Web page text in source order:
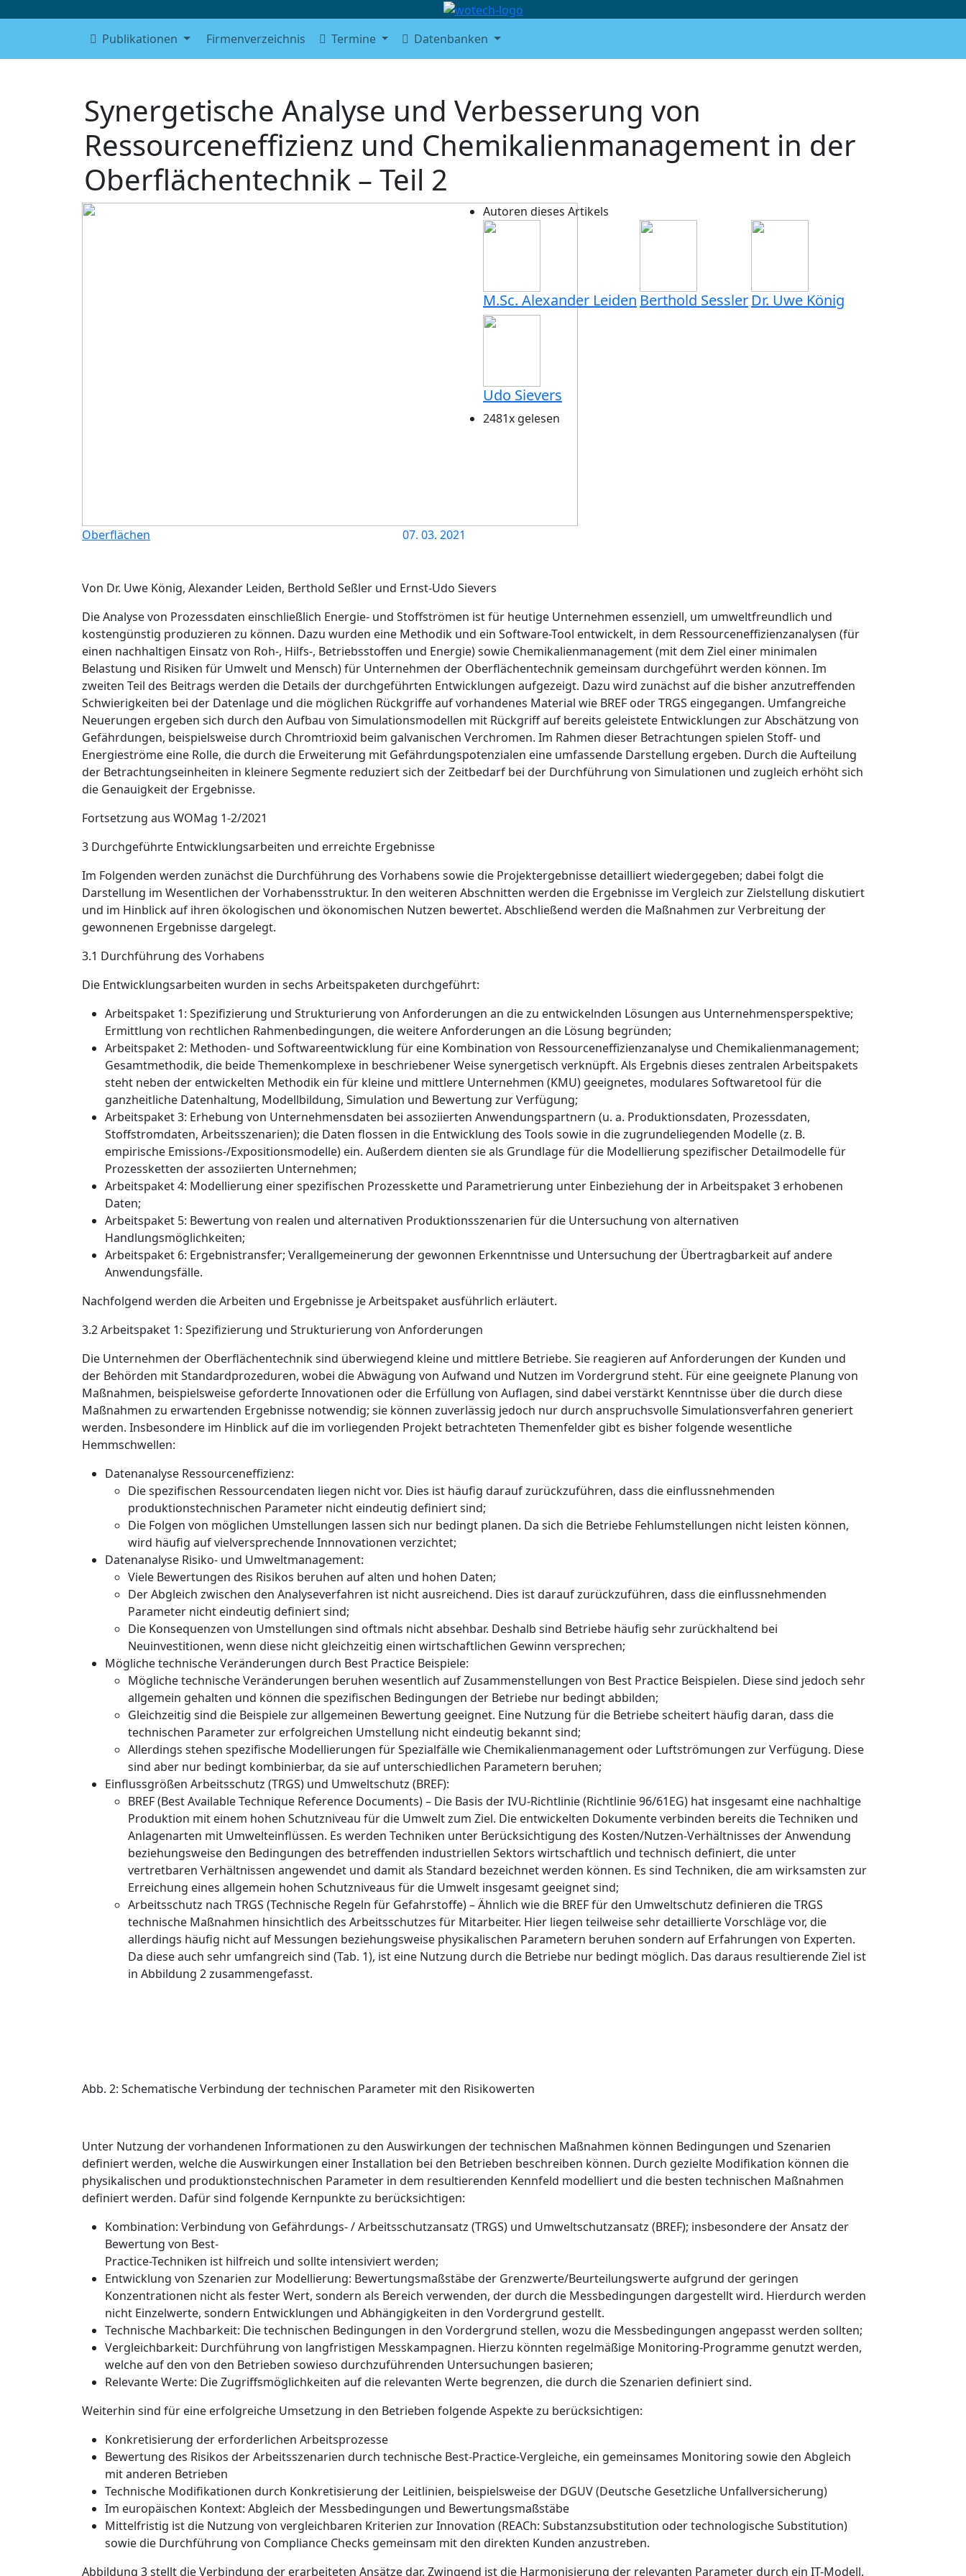
Publikationen Firmenverzeichnis Termine Datenbanken
Synergetische Analyse und Verbesserung von
Ressourceneffizienz und Chemikalienmanagement in der
Oberflächentechnik – Teil 2
Oberflächen 07. 03. 2021
Autoren dieses Artikels
M.Sc. Alexander Leiden Berthold Sessler Dr. Uwe König
Udo Sievers
2481x gelesen
Von Dr. Uwe König, Alexander Leiden, Berthold Seßler und Ernst-Udo Sievers
Die Analyse von Prozessdaten einschließlich Energie- und Stoffströmen ist für heutige Unternehmen essenziell, um umweltfreundlich und
kostengünstig produzieren zu können. Dazu wurden eine Methodik und ein Software-Tool entwickelt, in dem Ressourceneffizienzanalysen (für
einen nachhaltigen Einsatz von Roh-, Hilfs-, Betriebsstoffen und Energie) sowie Chemikalienmanagement (mit dem Ziel einer minimalen
Belastung und Risiken für Umwelt und Mensch) für Unternehmen der Oberflächentechnik gemeinsam durchgeführt werden können. Im
zweiten Teil des Beitrags werden die Details der durchgeführten Entwicklungen aufgezeigt. Dazu wird zunächst auf die bisher anzutreffenden
Schwierigkeiten bei der Datenlage und die möglichen Rückgriffe auf vorhandenes Material wie BREF oder TRGS eingegangen. Umfangreiche
Neuerungen ergeben sich durch den Aufbau von Simulationsmodellen mit Rückgriff auf bereits geleistete Entwicklungen zur Abschätzung von
Gefährdungen, beispielsweise durch Chromtrioxid beim galvanischen Verchromen. Im Rahmen dieser Betrachtungen spielen Stoff- und
Energieströme eine Rolle, die durch die Erweiterung mit Gefährdungspotenzialen eine umfassende Darstellung ergeben. Durch die Aufteilung
der Betrachtungseinheiten in kleinere Segmente reduziert sich der Zeitbedarf bei der Durchführung von Simulationen und zugleich erhöht sich
die Genauigkeit der Ergebnisse.
Fortsetzung aus WOMag 1-2/2021
3 Durchgeführte Entwicklungs­arbeiten und erreichte Ergebnisse
Im Folgenden werden zunächst die Durchführung des Vorhabens sowie die Projekt­ergebnisse detailliert wiedergegeben; dabei folgt die
Darstellung im Wesentlichen der Vorhabensstruktur. In den weiteren Abschnitten werden die Ergebnisse im Vergleich zur Zielstellung diskutiert
und im Hinblick auf ihren ökologischen und ökonomischen Nutzen bewertet. Abschließend werden die Maßnahmen zur Verbreitung der
gewonnenen Ergebnisse dargelegt.
3.1 Durchführung des Vorhabens
Die Entwicklungsarbeiten wurden in sechs Arbeitspaketen durchgeführt:
Arbeitspaket 1: Spezifizierung und Strukturierung von Anforderungen an die zu entwickelnden Lösungen aus Unternehmensperspektive;
Ermittlung von rechtlichen Rahmenbedingungen, die weitere Anforderungen an die Lösung begründen;
Arbeitspaket 2: Methoden- und Software­entwicklung für eine Kombination von Ressourceneffizienzanalyse und Chemikalienmanagement;
Gesamtmethodik, die beide Themenkomplexe in beschriebener Weise synergetisch verknüpft. Als Ergebnis dieses zentralen Arbeitspakets
steht neben der entwickelten Methodik ein für kleine und mittlere Unternehmen (KMU) geeignetes, modulares Softwaretool für die
ganzheitliche Datenhaltung, Modellbildung, Simulation und Bewertung zur Verfügung;
Arbeitspaket 3: Erhebung von Unternehmensdaten bei assoziierten Anwendungspartnern (u. a. Produktionsdaten, Prozessdaten,
Stoffstromdaten, Arbeitsszenarien); die Daten flossen in die Entwicklung des Tools sowie in die zugrundeliegenden Modelle (z. B.
empirische Emissions-/Expositionsmodelle) ein. Außerdem dienten sie als Grundlage für die Modellierung spezifischer Detailmodelle für
Prozessketten der assoziierten Unternehmen;
Arbeitspaket 4: Modellierung einer spezifischen Prozesskette und Parametrierung unter Einbeziehung der in Arbeitspaket 3 erhobenen
Daten;
Arbeitspaket 5: Bewertung von realen und alternativen Produktionsszenarien für die Untersuchung von alternativen
Handlungsmöglichkeiten;
Arbeitspaket 6: Ergebnistransfer; Verallgemeinerung der gewonnen Erkenntnisse und Untersuchung der Übertragbarkeit auf andere
Anwendungsfälle.
Nachfolgend werden die Arbeiten und Ergebnisse je Arbeitspaket ausführlich erläutert.
3.2 Arbeitspaket 1: ­Spezifizierung und Strukturierung von Anforderungen
Die Unternehmen der Oberflächentechnik sind überwiegend kleine und mittlere Betriebe. Sie reagieren auf Anforderungen der Kunden und
der Behörden mit Standardprozeduren, wobei die Abwägung von Aufwand und Nutzen im Vordergrund steht. Für eine geeignete Planung von
Maßnahmen, beispielsweise geforderte Innovationen oder die Erfüllung von Auflagen, sind dabei verstärkt Kenntnisse über die durch diese
Maßnahmen zu erwartenden Ergebnisse notwendig; sie können zuverlässig jedoch nur durch anspruchsvolle Simulationsverfahren generiert
werden. Insbesondere im Hinblick auf die im vorliegenden Projekt betrachteten Themenfelder gibt es bisher folgende wesentliche
Hemmschwellen:
Datenanalyse Ressourceneffizienz:
Die spezifischen Ressourcendaten liegen nicht vor. Dies ist häufig darauf zurückzuführen, dass die einflussnehmenden
produktionstechnischen Parameter nicht eindeutig definiert sind;
Die Folgen von möglichen Umstellungen lassen sich nur bedingt planen. Da sich die Betriebe Fehlumstellungen nicht leisten können,
wird häufig auf vielversprechende Innnovationen verzichtet;
Datenanalyse Risiko- und Umweltmana­gement:
Viele Bewertungen des Risikos beruhen auf alten und hohen Daten;
Der Abgleich zwischen den Analyseverfahren ist nicht ausreichend. Dies ist darauf zurückzuführen, dass die einflussnehmenden
Parameter nicht eindeutig definiert sind;
Die Konsequenzen von ­Umstellungen sind oftmals nicht absehbar. Deshalb sind Betriebe häufig sehr zurückhaltend bei
Neuinvestitionen, wenn diese nicht gleichzeitig einen wirtschaftlichen Gewinn versprechen;
Mögliche technische Veränderungen durch Best Practice Beispiele:
Mögliche technische Veränderungen beruhen wesentlich auf Zusammenstellungen von Best Practice Beispielen. Diese sind jedoch sehr
allgemein gehalten und können die spezifischen Bedingungen der Betriebe nur bedingt abbilden;
Gleichzeitig sind die Beispiele zur allgemeinen Bewertung geeignet. Eine Nutzung für die Betriebe scheitert häufig daran, dass die
technischen Parameter zur erfolgreichen Umstellung nicht eindeutig bekannt sind;
Allerdings stehen spezifische Modellierungen für Spezialfälle wie Chemikalienmanagement oder Luftströmungen zur Verfügung. Diese
sind aber nur bedingt kombinierbar, da sie auf unterschiedlichen Parametern beruhen;
Einflussgrößen Arbeitsschutz (TRGS) und Umweltschutz (BREF):
BREF (Best Available Technique Reference Documents) – Die Basis der IVU-Richtlinie (Richtlinie 96/61EG) hat insgesamt eine nachhaltige
Produktion mit einem hohen Schutzniveau für die Umwelt zum Ziel. Die entwickelten Dokumente verbinden bereits die Techniken und
Anlagenarten mit Umwelteinflüssen. Es werden Techniken unter Berücksichtigung des Kosten/Nutzen-Verhältnisses der Anwendung
beziehungsweise den Bedingungen des betreffenden indus­triellen Sektors wirtschaftlich und technisch definiert, die unter
vertretbaren Verhältnissen angewendet und damit als Standard bezeichnet werden können. Es sind Techniken, die am wirksamsten zur
Erreichung eines allgemein hohen Schutzniveaus für die Umwelt insgesamt geeignet sind;
Arbeitsschutz nach TRGS (Technische Regeln für Gefahrstoffe) – Ähnlich wie die BREF für den Umweltschutz definieren die TRGS
technische Maßnahmen hinsichtlich des Arbeitsschutzes für Mitarbeiter. Hier liegen teilweise sehr detaillierte Vorschläge vor, die
allerdings häufig nicht auf Messungen beziehungsweise physikalischen Parametern beruhen sondern auf Erfahrungen von Experten.
Da diese auch sehr umfangreich sind (Tab. 1), ist eine Nutzung durch die Betriebe nur bedingt möglich. Das daraus resultierende Ziel ist
in Abbildung 2zusammengefasst.
Abb. 2: Schematische Verbindung der technischen Parameter mit den Risikowerten
Unter Nutzung der vorhandenen Informationen zu den Auswirkungen der technischen Maßnahmen können Bedingungen und Szenarien
definiert werden, welche die Auswirkungen einer Installation bei den Betrieben beschreiben können. Durch gezielte Modifikation können die
physikalischen und produktionstechnischen Parameter in dem resultierenden Kennfeld modelliert und die besten technischen Maßnahmen
definiert werden. Dafür sind folgende Kernpunkte zu berücksichtigen:
Kombination: Verbindung von Gefährdungs- / Arbeitsschutzansatz (TRGS) und Umweltschutzansatz (BREF); insbesondere der Ansatz der
Bewertung von Best-
Practice-Techniken ist hilfreich und sollte intensiviert werden;
Entwicklung von Szenarien zur Modellierung: Bewertungsmaßstäbe der Grenzwerte/Beurteilungswerte aufgrund der geringen
Konzentrationen nicht als fester Wert, sondern als Bereich verwenden, der durch die Messbedingungen dargestellt wird. Hierdurch werden
nicht Einzelwerte, sondern Entwicklungen und Abhängigkeiten in den Vordergrund gestellt.
Technische Machbarkeit: Die technischen Bedingungen in den Vordergrund stellen, wozu die Messbedingungen angepasst werden sollten;
Vergleichbarkeit: Durchführung von langfristigen Messkampagnen. Hierzu könnten regelmäßige Monitoring-Programme genutzt werden,
welche auf den von den Betrieben sowieso durchzuführenden Untersuchungen basieren;
Relevante Werte: Die Zugriffsmöglichkeiten auf die relevanten Werte begrenzen, die durch die Szenarien definiert sind.
Weiterhin sind für eine erfolgreiche Umsetzung in den Betrieben folgende Aspekte zu berücksichtigen:
Konkretisierung der erforderlichen Arbeitsprozesse
Bewertung des Risikos der Arbeitsszenarien durch technische Best-Practice-Vergleiche, ein gemeinsames Monitoring sowie den Abgleich
mit anderen Betrieben
Technische Modifikationen durch Konkretisierung der Leitlinien, beispielsweise der DGUV (Deutsche Gesetzliche Unfallversicherung)
Im europäischen Kontext: Abgleich der Messbedingungen und Bewertungsmaßstäbe
Mittelfristig ist die Nutzung von vergleichbaren Kriterien zur Innovation (REACh: Substanzsubstitution oder technologische Substitution)
sowie die Durchführung von Compliance Checks gemeinsam mit den ­direkten Kunden anzustreben.
Abbildung 3stellt die Verbindung der erarbeiteten Ansätze dar. Zwingend ist die Harmonisierung der relevanten Parameter durch ein IT-Modell.